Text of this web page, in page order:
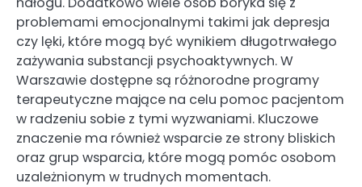
problemami emocjonalnymi takimi jak depresja
czy lęki, które mogą być wynikiem długotrwałego
zażywania substancji psychoaktywnych. W
Warszawie dostępne są różnorodne programy
terapeutyczne mające na celu pomoc pacjentom
w radzeniu sobie z tymi wyzwaniami. Kluczowe
znaczenie ma również wsparcie ze strony bliskich
oraz grup wsparcia, które mogą pomóc osobom
uzależnionym w trudnych momentach.